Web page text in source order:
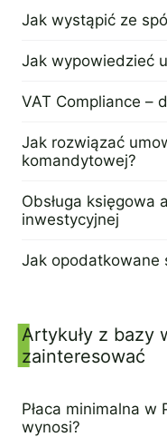
Jak wystąpić ze
Jak wypowiedzieć
VAT Compliance –
Jak rozwiązać
komandytowej?
Obsługa księgowa
inwestycyjnej
Jak opodatkowane
Artykuły z bazy
zainteresować
Płaca minimalna w
wynosi?